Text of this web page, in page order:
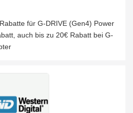
für G-DRIVE (Gen4) Power
auch bis zu 20€ Rabatt bei G-